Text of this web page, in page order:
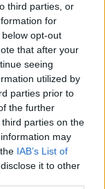
third parties, or
for
opt-out
that after your
seeing
utilized by
parties prior to
the further
parties on the
may
IAB’s List of
it to other
Hell Yeah!' I
to work with
and Jonas
Kylie
Il y a beaucoup
cette
! Je ne pouvais
le chantais
m'ont
genre 'Quoi !?